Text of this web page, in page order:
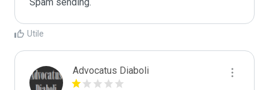
Utile
Advocatus Diaboli